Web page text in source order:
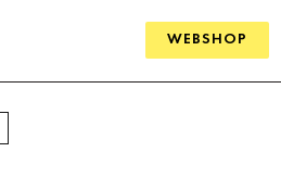
WEBSHOP